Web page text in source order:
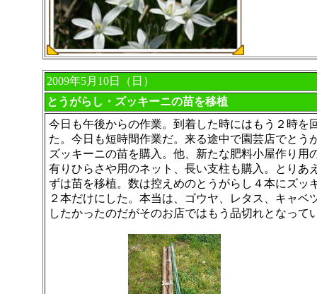
2009年5月10日（日）
とうがらし・ズッキーニの苗を移植
今日も午後からの作業。到着した時にはもう２時を
た。今日も短時間作業だ。来る途中で園芸店でとう
ズッキーニの苗を購入。他、新たな肥料小屋作り用
有りひらさや用のネット、長い支柱も購入。とりあ
ずは苗を移植。数は控えめのとうがらし４本にズッ
２本だけにした。本当は、ゴウヤ、レタス、キャベ
したかったのだがそのお店ではもう品切れとなって